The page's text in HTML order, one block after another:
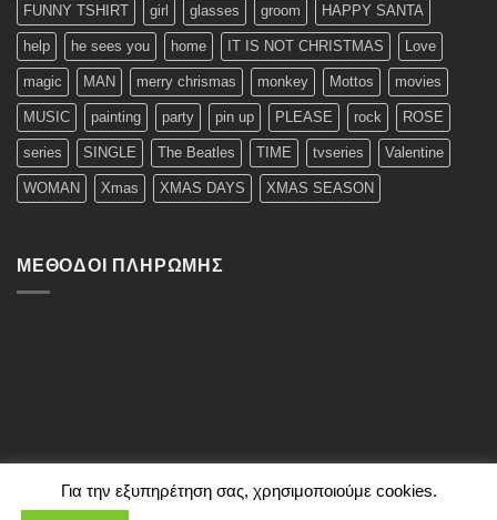
FUNNY TSHIRT girl glasses groom HAPPY SANTA
help he sees you home IT IS NOT CHRISTMAS Love
magic MAN merry chrismas monkey Mottos movies
MUSIC painting party pin up PLEASE rock ROSE
series SINGLE The Beatles TIME tvseries Valentine
WOMAN Xmas XMAS DAYS XMAS SEASON
ΜΈΘΟΔΟΙ ΠΛΗΡΩΜΉΣ
Για την εξυπηρέτηση σας, χρησιμοποιούμε cookies.